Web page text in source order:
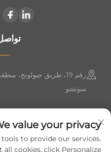
رقم 19، طريق جيولونج،
سوتشو
[email protected]
value your privacy
to provide our services.
cookies, click Personalize